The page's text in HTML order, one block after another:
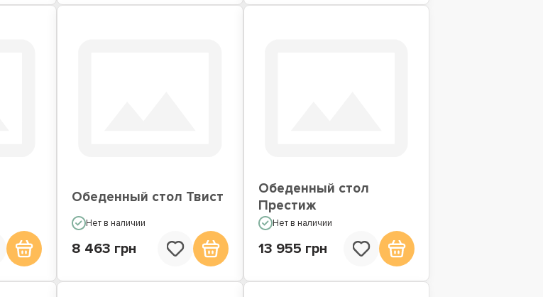
Обеденный стол Твист
Нет в наличии
8 463 грн
Обеденный стол
Престиж
Нет в наличии
13 955 грн